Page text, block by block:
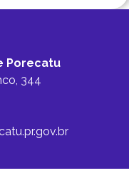
Porecatu
344